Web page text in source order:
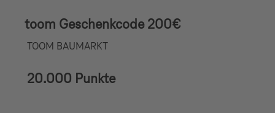
toom Geschenkcode 200€
TOOM BAUMARKT
20.000 Punkte